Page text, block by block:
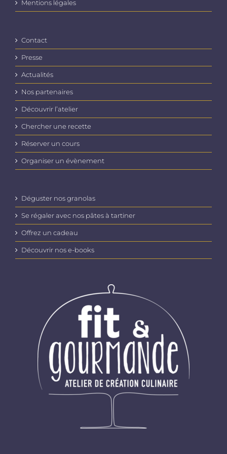
Mentions légales
Contact
Presse
Actualités
Nos partenaires
Découvrir l’atelier
Chercher une recette
Réserver un cours
Organiser un évènement
Déguster nos granolas
Se régaler avec nos pâtes à tartiner
Offrez un cadeau
Découvrir nos e-books